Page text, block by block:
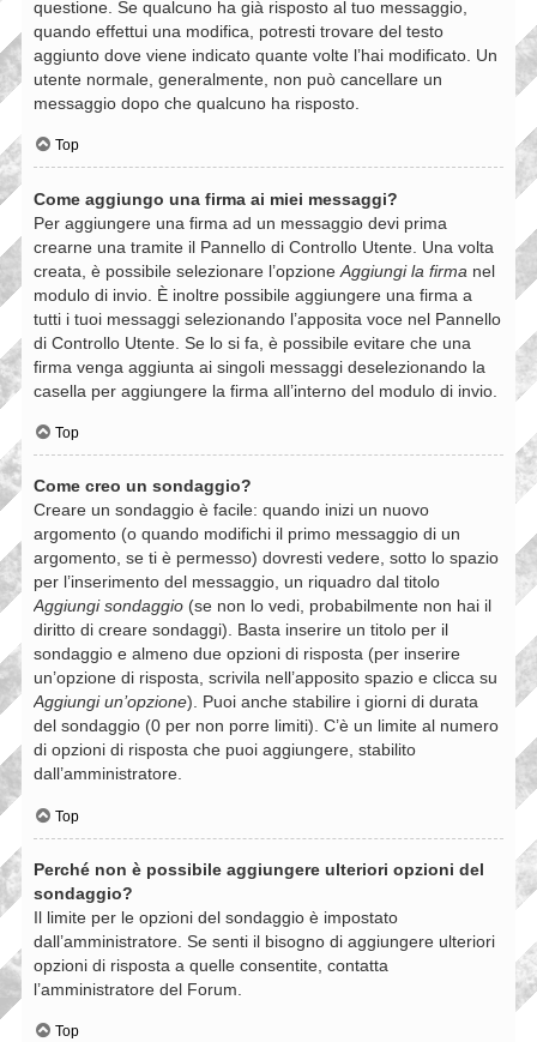
questione. Se qualcuno ha già risposto al tuo messaggio,
quando effettui una modifica, potresti trovare del testo
aggiunto dove viene indicato quante volte l’hai modificato. Un
utente normale, generalmente, non può cancellare un
messaggio dopo che qualcuno ha risposto.
Top
Come aggiungo una firma ai miei messaggi?
Per aggiungere una firma ad un messaggio devi prima
crearne una tramite il Pannello di Controllo Utente. Una volta
creata, è possibile selezionare l’opzione Aggiungi la firma nel
modulo di invio. È inoltre possibile aggiungere una firma a
tutti i tuoi messaggi selezionando l’apposita voce nel Pannello
di Controllo Utente. Se lo si fa, è possibile evitare che una
firma venga aggiunta ai singoli messaggi deselezionando la
casella per aggiungere la firma all’interno del modulo di invio.
Top
Come creo un sondaggio?
Creare un sondaggio è facile: quando inizi un nuovo
argomento (o quando modifichi il primo messaggio di un
argomento, se ti è permesso) dovresti vedere, sotto lo spazio
per l’inserimento del messaggio, un riquadro dal titolo
Aggiungi sondaggio (se non lo vedi, probabilmente non hai il
diritto di creare sondaggi). Basta inserire un titolo per il
sondaggio e almeno due opzioni di risposta (per inserire
un’opzione di risposta, scrivila nell’apposito spazio e clicca su
Aggiungi un’opzione). Puoi anche stabilire i giorni di durata
del sondaggio (0 per non porre limiti). C’è un limite al numero
di opzioni di risposta che puoi aggiungere, stabilito
dall’amministratore.
Top
Perché non è possibile aggiungere ulteriori opzioni del
sondaggio?
Il limite per le opzioni del sondaggio è impostato
dall’amministratore. Se senti il bisogno di aggiungere ulteriori
opzioni di risposta a quelle consentite, contatta
l’amministratore del Forum.
Top